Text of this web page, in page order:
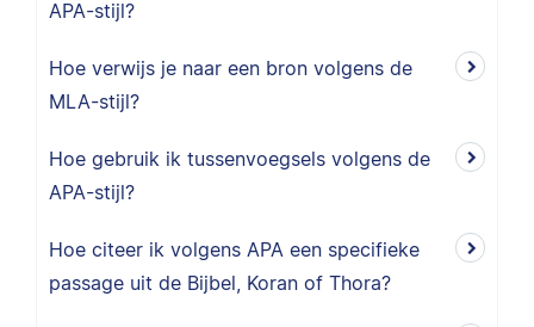
APA-stijl?
Hoe verwijs je naar een bron volgens de
MLA-stijl?
Hoe gebruik ik tussenvoegsels volgens de
APA-stijl?
Hoe citeer ik volgens APA een specifieke
passage uit de Bijbel, Koran of Thora?